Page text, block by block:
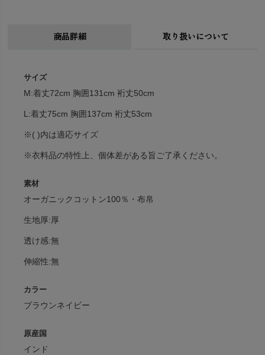
商品詳細 取り扱いについて
サイズ
M:着丈72cm 胸囲131cm 裄丈50cm
L:着丈75cm 胸囲137cm 裄丈53cm
※( )内は適応サイズ
※衣料品の特性上、個体差がある旨ご了承ください。
素材
オーガニックコットン100％・布帛
生地厚:厚
透け感:無
伸縮性:無
カラー
ブラウンネイビー
原産国
インド